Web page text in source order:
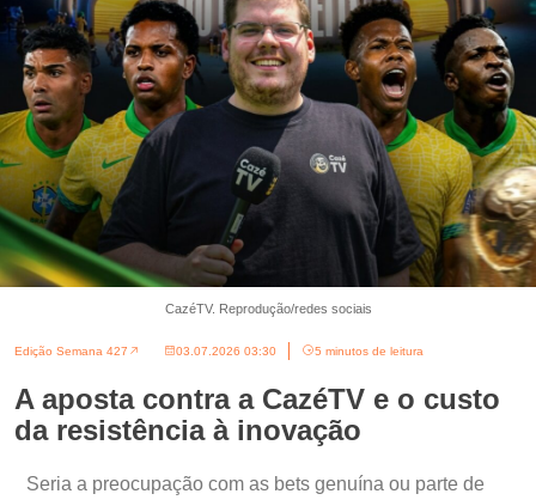
CazéTV. Reprodução/redes sociais
Edição Semana 427 03.07.2026 03:30 5 minutos de leitura
A aposta contra a CazéTV e o custo
da resistência à inovação
Seria a preocupação com as bets genuína ou parte de